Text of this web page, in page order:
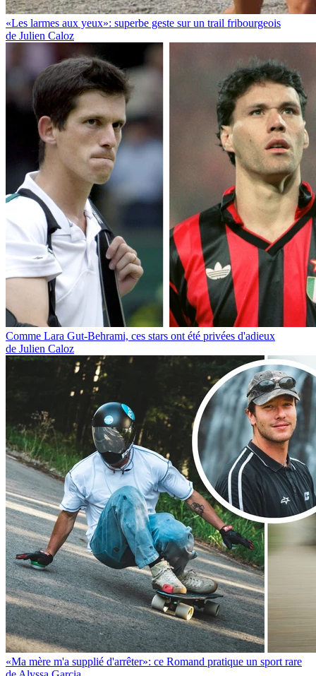
«Les larmes aux yeux»: superbe geste sur un trail fribourgeois
de Julien Caloz
Comme Lara Gut-Behrami, ces stars ont été privées d'adieux
de Julien Caloz
«Ma mère m'a supplié d'arrêter»: ce Romand pratique un sport rare